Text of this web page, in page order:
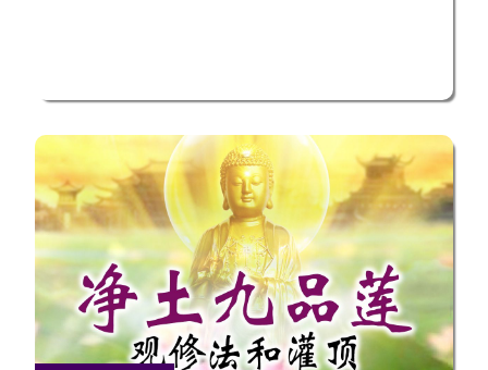
OOSS智慧生命教练一级、佛密一级、生与死技术
一年级、VIP 学员可免费参加。 立即报名，跟随
上师学习坚固念佛信心，转化光明不退功德！ 报
名热线 新加坡/其他国家： +65 8666 5557， +65
9388 1439, +65 9297 0989 新加坡与其他国家微
信：Zeoanegoh （昀玲）,ooss_SG （方莹）
Origin of Self 官方网站： www.originofself.com 百
年教育学院：wisdom.oossglobal.com [Youtube]
OOSS - Origin of Self [f] OOSS.SG OOSS.MY